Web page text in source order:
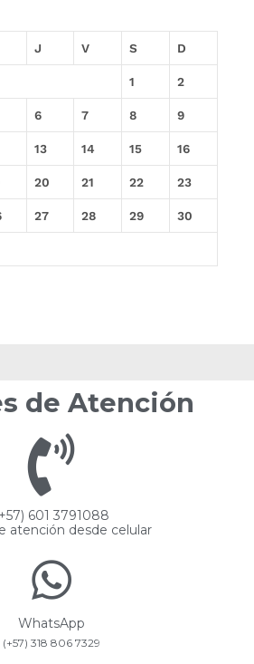
J V S D
1 2
6 7 8 9
13 14 15 16
20 21 22 23
27 28 29 30
de Atención
601 3791088
atención desde celular
WhatsApp
(+57) 318 806 7329